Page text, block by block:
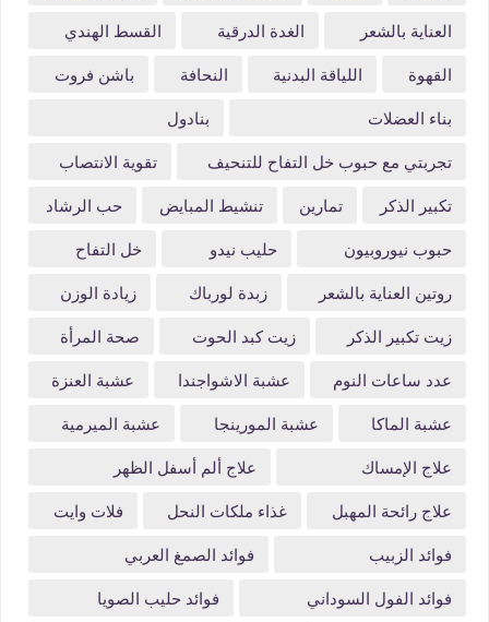
العناية بالشعر
الغدة الدرقية
القسط الهندي
القهوة
اللياقة البدنية النحافة
باشن فروت
بناء العضلات
بنادول
تجربتي مع حبوب خل التفاح للتنحيف
تقوية الانتصاب
تكبير الذكر
تمارين تنشيط المبايض
حب الرشاد
حبوب نيوروبيون
حليب نيدو
خل التفاح
روتين العناية بالشعر
زبدة لورباك
زيادة الوزن
زيت تكبير الذكر
زيت كبد الحوت
صحة المرأة
عدد ساعات النوم
عشبة الاشواجندا
عشبة العنزة
عشبة الماكا
عشبة المورينجا
عشبة الميرمية
علاج الإمساك
علاج ألم أسفل الظهر
علاج رائحة المهبل
غذاء ملكات النحل
فلات وايت
فوائد الزبيب
فوائد الصمغ العربي
فوائد الفول السوداني
فوائد حليب الصويا